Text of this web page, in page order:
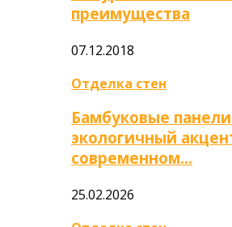
преимущества
07.12.2018
Отделка стен
Бамбуковые
экологичный
современном…
25.02.2026